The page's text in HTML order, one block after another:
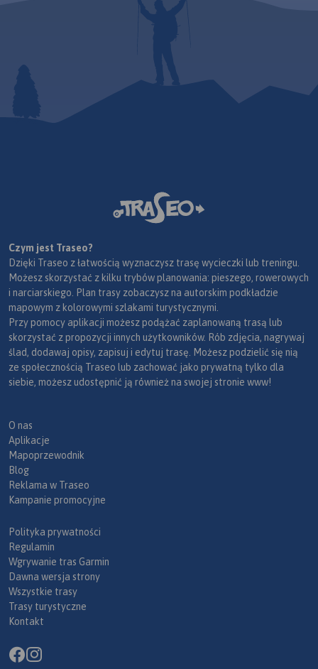
Czym jest Traseo?
Dzięki Traseo z łatwością wyznaczysz trasę wycieczki lub treningu.
Możesz skorzystać z kilku trybów planowania: pieszego, rowerowych
i narciarskiego. Plan trasy zobaczysz na autorskim podkładzie
mapowym z kolorowymi szlakami turystycznymi.
Przy pomocy aplikacji możesz podążać zaplanowaną trasą lub
skorzystać z propozycji innych użytkowników. Rób zdjęcia, nagrywaj
ślad, dodawaj opisy, zapisuj i edytuj trasę. Możesz podzielić się nią
ze społecznością Traseo lub zachować jako prywatną tylko dla
siebie, możesz udostępnić ją również na swojej stronie www!
O nas
Aplikacje
Mapoprzewodnik
Blog
Reklama w Traseo
Kampanie promocyjne
Polityka prywatności
Regulamin
Wgrywanie tras Garmin
Dawna wersja strony
Wszystkie trasy
Trasy turystyczne
Kontakt